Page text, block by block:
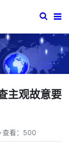
主观故意要
查看： 500